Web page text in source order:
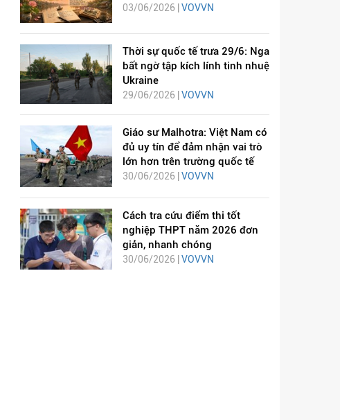
03/06/2026 |VOVVN
Thời sự quốc tế trưa 29/6: Nga
bất ngờ tập kích lính tinh nhuệ
Ukraine
29/06/2026 | VOVVN
Giáo sư Malhotra: Việt Nam có
đủ uy tín để đảm nhận vai trò
lớn hơn trên trường quốc tế
30/06/2026 | VOVVN
Cách tra cứu điểm thi tốt
nghiệp THPT năm 2026 đơn
giản, nhanh chóng
30/06/2026 | VOVVN